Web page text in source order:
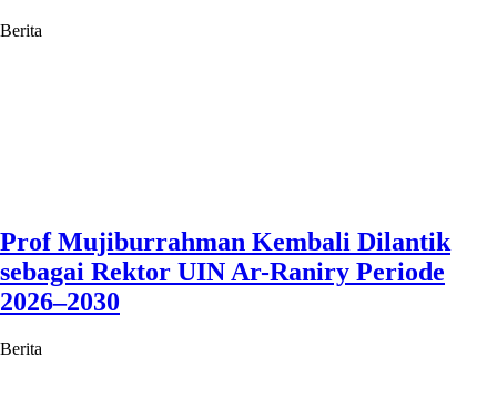
Berita
Prof Mujiburrahman Kembali Dilantik
sebagai Rektor UIN Ar-Raniry Periode
2026–2030
Berita